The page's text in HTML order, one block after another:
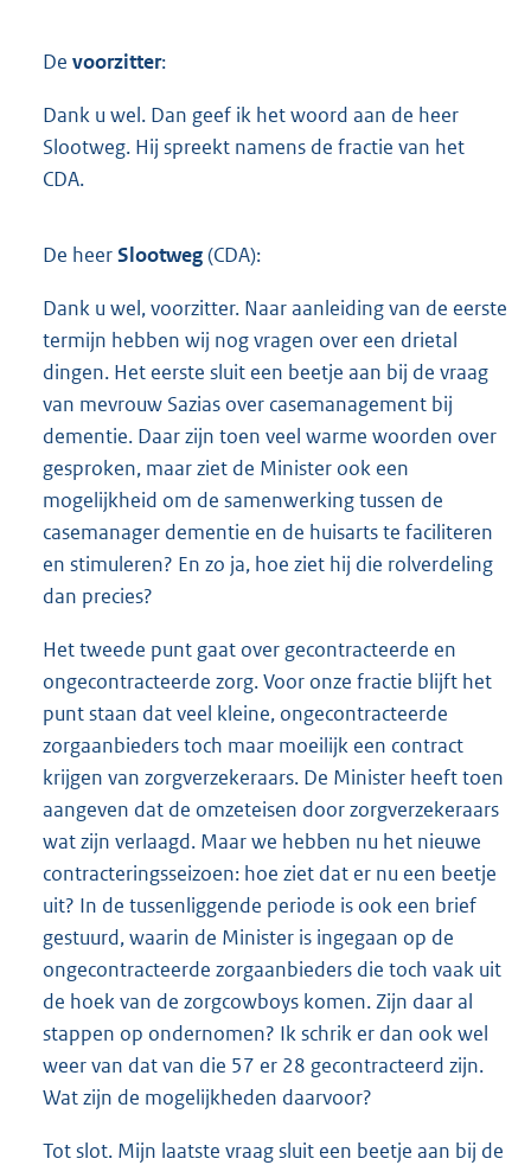
De voorzitter:
Dank u wel. Dan geef ik het woord aan de heer
Slootweg. Hij spreekt namens de fractie van het
CDA.
De heerSlootweg(CDA):
Dank u wel, voorzitter. Naar aanleiding van de eerste
termijn hebben wij nog vragen over een drietal
dingen. Het eerste sluit een beetje aan bij de vraag
van mevrouw Sazias over casemanagement bij
dementie. Daar zijn toen veel warme woorden over
gesproken, maar ziet de Minister ook een
mogelijkheid om de samenwerking tussen de
casemanager dementie en de huisarts te faciliteren
en stimuleren? En zo ja, hoe ziet hij die rolverdeling
dan precies?
Het tweede punt gaat over gecontracteerde en
ongecontracteerde zorg. Voor onze fractie blijft het
punt staan dat veel kleine, ongecontracteerde
zorgaanbieders toch maar moeilijk een contract
krijgen van zorgverzekeraars. De Minister heeft toen
aangeven dat de omzeteisen door zorgverzekeraars
wat zijn verlaagd. Maar we hebben nu het nieuwe
contracteringsseizoen: hoe ziet dat er nu een beetje
uit? In de tussenliggende periode is ook een brief
gestuurd, waarin de Minister is ingegaan op de
ongecontracteerde zorgaanbieders die toch vaak uit
de hoek van de zorgcowboys komen. Zijn daar al
stappen op ondernomen? Ik schrik er dan ook wel
weer van dat van die 57 er 28 gecontracteerd zijn.
Wat zijn de mogelijkheden daarvoor?
Tot slot. Mijn laatste vraag sluit een beetje aan bij de